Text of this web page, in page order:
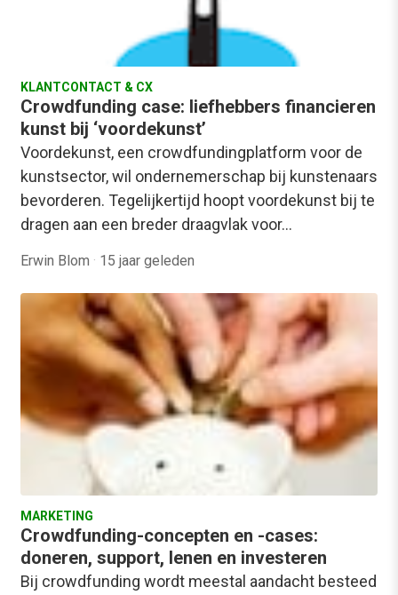
KLANTCONTACT & CX
Crowdfunding case: liefhebbers financieren
kunst bij ‘voordekunst’
Voordekunst, een crowdfundingplatform voor de
kunstsector, wil ondernemerschap bij kunstenaars
bevorderen. Tegelijkertijd hoopt voordekunst bij te
dragen aan een breder draagvlak voor…
Erwin Blom · 15 jaar geleden
MARKETING
Crowdfunding-concepten en -cases:
doneren, support, lenen en investeren
Bij crowdfunding wordt meestal aandacht besteed